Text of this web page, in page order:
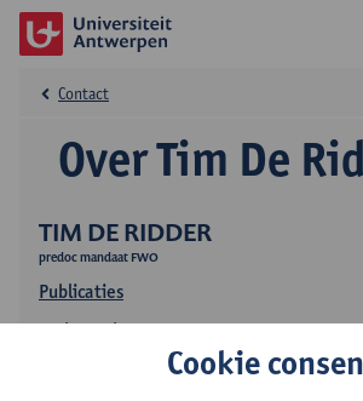
TIM DE RIDDER
predoc mandaat FWO
Publicaties
Onderzoek
Over Tim De
Contact
Cookie